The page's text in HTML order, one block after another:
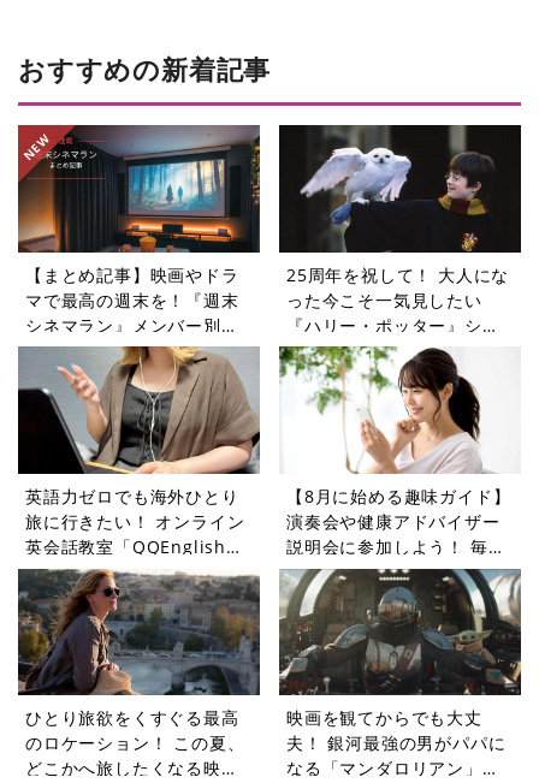
おすすめの新着記事
【まとめ記事】映画やドラ
マで最高の週末を！『週末
シネマラン』メンバー別お
すすめガイド
25周年を祝して！ 大人にな
った今こそ一気見したい
『ハリー・ポッター』シリ
ーズ【週末シネマラン
#75】
英語力ゼロでも海外ひとり
旅に行きたい！ オンライン
英会話教室「QQEnglish」
に挑戦してみた
【8月に始める趣味ガイド】
演奏会や健康アドバイザー
説明会に参加しよう！ 毎日
の暮らしに変化をもたらす
ピーティックスイベント5選
ひとり旅欲をくすぐる最高
のロケーション！ この夏、
どこかへ旅したくなる映画3
映画を観てからでも大丈
夫！ 銀河最強の男がパパに
なる「マンダロリアン」シ